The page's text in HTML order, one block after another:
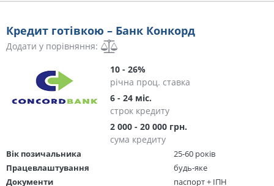
Кредит готівкою – Банк Конкорд
Додати у порівняння:
10 - 26%
річна проц. ставка
6 - 24 міс.
строк кредиту
2 000 - 20 000 грн.
сума кредиту
Вік позичальника
25-60 років
Працевлаштування
будь-яке
Документи
паспорт + ІПН